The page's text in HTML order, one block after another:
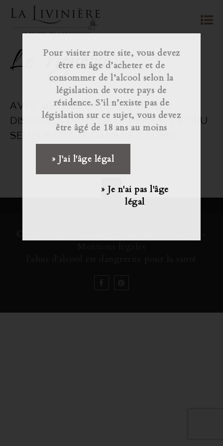
Pour visiter notre site, vous devez
être en âge d’acheter et de
consommer de l’alcool selon la
législation de votre pays de
résidence. S’il n’existe pas de
législation sur ce sujet, vous devez
être âgé de 18 ans au moins
» J'ai l'âge légal
» Je n'ai pas l'âge
légal
Le Vignoble
AVEC 400 HECTARES DE VIGNES
DISPERSÉS DANS LA GARRIGUE, LE CRU
SEMBLE GRAVÉ DANS LE CAUSSE